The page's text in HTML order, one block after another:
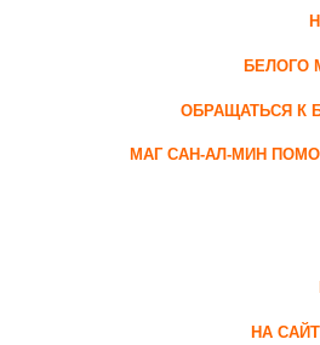
БЕЛОГО
ОБРАЩАТЬСЯ К
МАГ САН-АЛ-МИН
НА